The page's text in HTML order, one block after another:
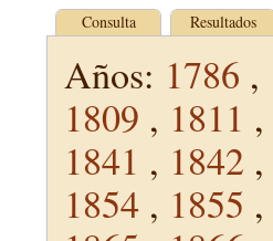
Consulta Resultados
Años: 1786 ,
1809 , 1811 ,
1841 , 1842 ,
1854 , 1855 ,